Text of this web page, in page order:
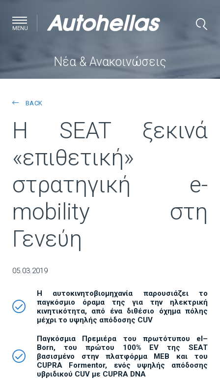
MENU
Νέα & Ανακοινώσεις
BACK
H SEAT ξεκινά
«επιθετική»
στρατηγική e-
mobility στη
Γενεύη
05.03.2019
Η αυτοκινητοβιομηχανία παρουσιάζει το
παγκόσμιο όραμα της για την ηλεκτρική
κινητικότητα, από ένα διθέσιο όχημα πόλης
μέχρι το υψηλής απόδοσης CUV
Παγκόσμια Πρεμιέρα του πρωτότυπου el–
Born, του πρώτου 100% ΕV τηςSEAT
βασισμένο στην πλατφόρμα MEB και του
CUPRA
Formentor, ενός υψηλής απόδοσης
υβριδικού CUV με CUPRA DNA